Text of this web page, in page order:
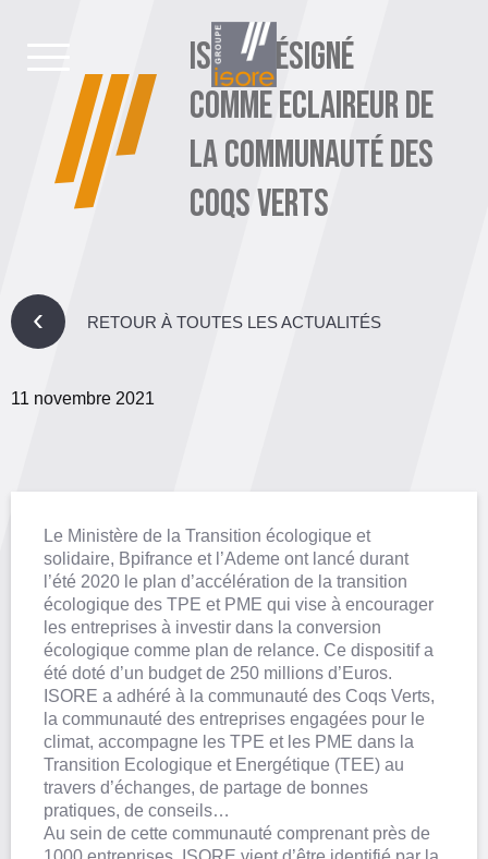
ISORE DÉSIGNÉ
COMME ECLAIREUR DE
LA COMMUNAUTÉ DES
COQS VERTS
› RETOUR À TOUTES LES ACTUALITÉS
11 novembre 2021
Le Ministère de la Transition écologique et
solidaire, Bpifrance et l’Ademe ont lancé durant
l’été 2020 le plan d’accélération de la transition
écologique des TPE et PME qui vise à encourager
les entreprises à investir dans la conversion
écologique comme plan de relance. Ce dispositif a
été doté d’un budget de 250 millions d’Euros.
ISORE a adhéré à la communauté des Coqs Verts,
la communauté des entreprises engagées pour le
climat, accompagne les TPE et les PME dans la
Transition Ecologique et Energétique (TEE) au
travers d’échanges, de partage de bonnes
pratiques, de conseils…
Au sein de cette communauté comprenant près de